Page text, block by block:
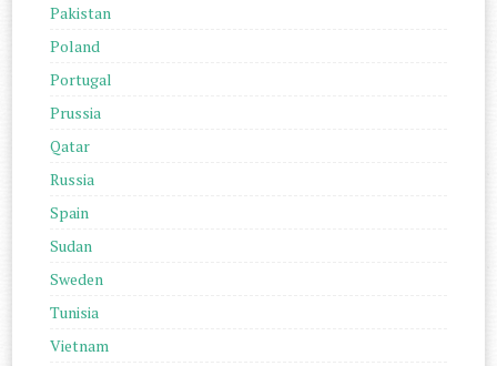
Pakistan
Poland
Portugal
Prussia
Qatar
Russia
Spain
Sudan
Sweden
Tunisia
Vietnam